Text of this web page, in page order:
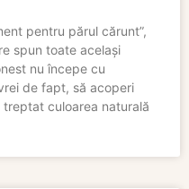
pentru părul cărunt”,
spun toate același
nu începe cu
de fapt, să acoperi
culoarea naturală